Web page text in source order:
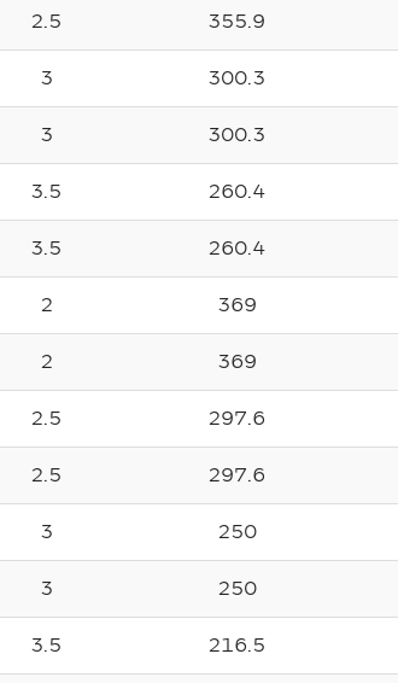
2.5 355.9
3 300.3
3 300.3
3.5 260.4
3.5 260.4
2 369
2 369
2.5 297.6
2.5 297.6
3 250
3 250
3.5 216.5